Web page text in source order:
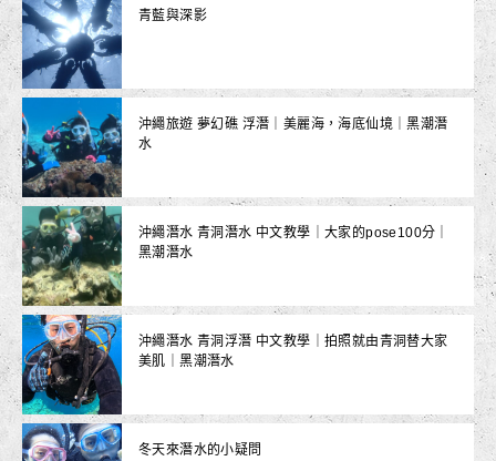
青藍與深影
沖繩旅遊 夢幻礁 浮潛｜美麗海，海底仙境｜黑潮潛
水
沖繩潛水 青洞潛水 中文教學｜大家的pose100分｜
黑潮潛水
沖繩潛水 青洞浮潛 中文教學｜拍照就由青洞替大家
美肌｜黑潮潛水
冬天來潛水的小疑問